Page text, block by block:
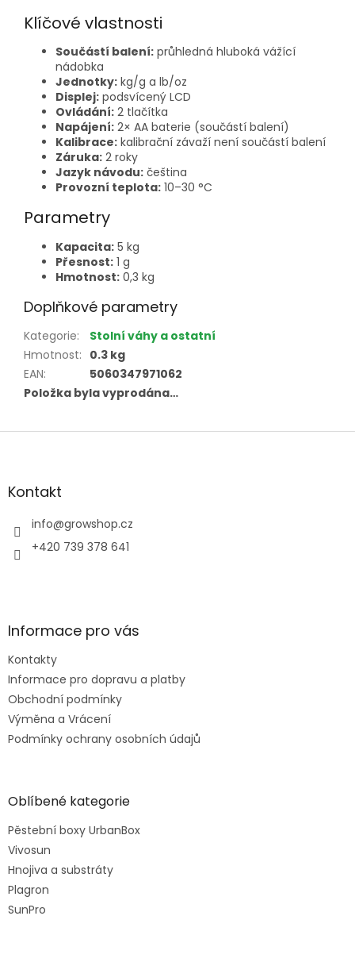
Klíčové vlastnosti
Součástí balení: průhledná hluboká vážící
nádobka
Jednotky: kg/g a lb/oz
Displej: podsvícený LCD
Ovládání: 2 tlačítka
Napájení: 2× AA baterie (součástí balení)
Kalibrace: kalibrační závaží není součástí balení
Záruka: 2 roky
Jazyk návodu: čeština
Provozní teplota: 10–30 °C
Parametry
Kapacita: 5 kg
Přesnost: 1 g
Hmotnost: 0,3 kg
Doplňkové parametry
Kategorie:
Stolní váhy a ostatní
Hmotnost: 0.3 kg
EAN:
5060347971062
Položka byla vyprodána…
Z
aKontakt
info@growshop.cz
+420 739 378 641
Informace pro vás
Kontakty
Informace pro dopravu a platby
Obchodní podmínky
Výměna a Vrácení
Podmínky ochrany osobních údajů
Oblíbené kategorie
Pěstební boxy UrbanBox
Vivosun
Hnojiva a substráty
Plagron
SunPro